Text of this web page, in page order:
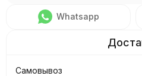
Whatsapp
Самовывоз